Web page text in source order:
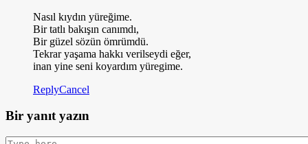
Nasıl kıydın yüreğime.
Bir tatlı bakışın canımdı,
Bir güzel sözün ömrümdü.
Tekrar yaşama hakkı verilseydi eğer,
inan yine seni koyardım yüregime.
ReplyCancel
Bir yanıt yazın